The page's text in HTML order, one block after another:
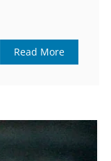
Read More